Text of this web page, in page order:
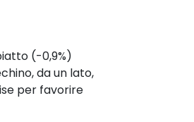
(-0,9%)
da un lato,
per favorire